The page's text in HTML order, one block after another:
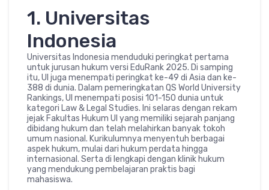
1. Universitas
Indonesia
Universitas Indonesia menduduki peringkat pertama
untuk jurusan hukum versi EduRank 2025. Di samping
itu, UI juga menempati peringkat ke-49 di Asia dan ke-
388 di dunia. Dalam pemeringkatan QS World University
Rankings, UI menempati posisi 101-150 dunia untuk
kategori Law & Legal Studies. Ini selaras dengan rekam
jejak Fakultas Hukum UI yang memiliki sejarah panjang
dibidang hukum dan telah melahirkan banyak tokoh
umum nasional. Kurikulumnya menyentuh berbagai
aspek hukum, mulai dari hukum perdata hingga
internasional. Serta di lengkapi dengan klinik hukum
yang mendukung pembelajaran praktis bagi
mahasiswa.